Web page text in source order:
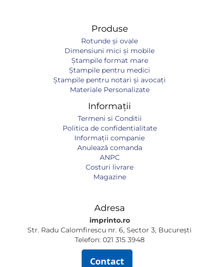
Produse
Rotunde și ovale
Dimensiuni mici și mobile
Ștampile format mare
Ștampile pentru medici
Ștampile pentru notari și avocați
Materiale Personalizate
Informații
Termeni si Conditii
Politica de confidentialitate
Informaţii companie
Anulează comanda
ANPC
Costuri livrare
Magazine
Adresa
imprinto.ro
Str. Radu Calomfirescu nr. 6, Sector 3, București
Telefon: 021 315 3948
Contact